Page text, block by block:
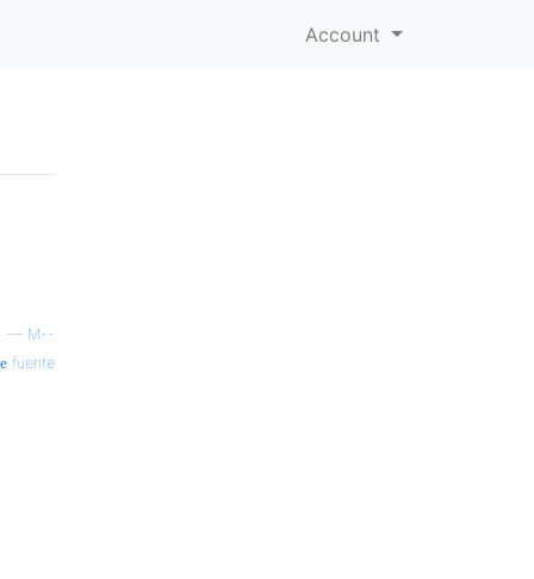
Account
— M--
fuente